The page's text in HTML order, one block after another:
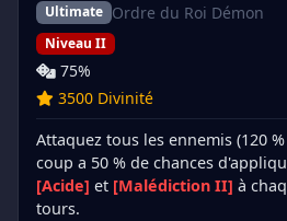
Ultimate Ordre du Roi Démon
Niveau II
75%
3500 Divinité
Attaquez tous les ennemis (120
coup a 50 % de chances
[Acide] et [Malédiction II] à
tours.